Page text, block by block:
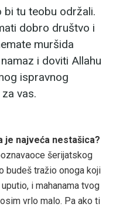
bi tu teobu održali.
dobro društvo i
muršida
i doviti Allahu
ispravnog
vas.
je najveća nestašica?
šerijatskog
budeš tražio onoga koji
i mahanama tvog
vrlo malo. Pa ako ti